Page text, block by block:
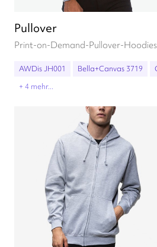
Pullover
Print-on-Demand-Pullover-Hoodies
AWDis JH001 Bella+Canvas 3719
+ 4 mehr...